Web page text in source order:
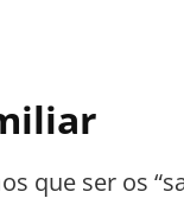
que ser os